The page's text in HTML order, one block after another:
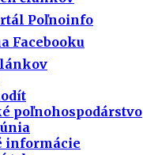
Poľnoinfo
Facebooku
poľnohospodárstvo
informácie